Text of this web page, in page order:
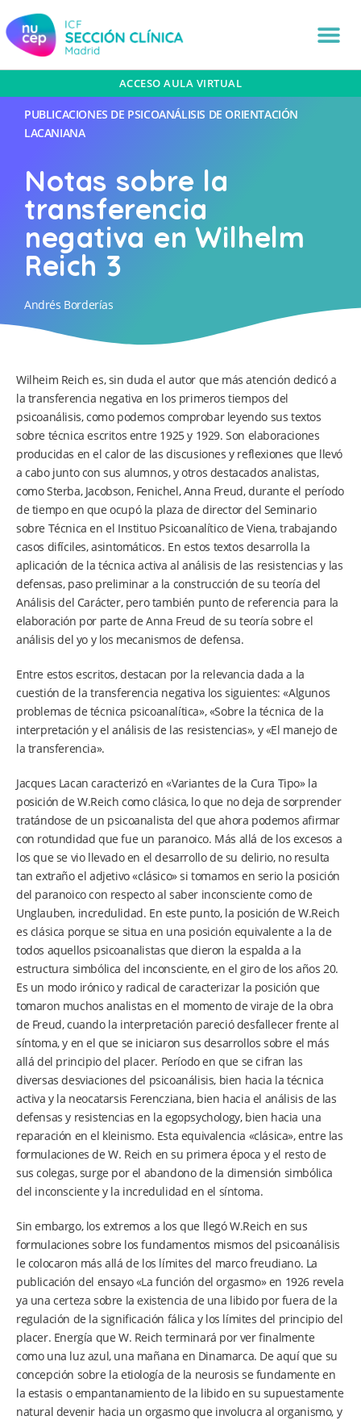
ACCESO AULA VIRTUAL
PUBLICACIONES DE PSICOANÁLISIS DE ORIENTACIÓN
LACANIANA
Notas sobre la
transferencia
negativa en Wilhelm
Reich 3
Andrés Borderías
Wilheim Reich es, sin duda el autor que más atención dedicó a
la transferencia negativa en los primeros tiempos del
psicoanálisis, como podemos comprobar leyendo sus textos
sobre técnica escritos entre 1925 y 1929. Son elaboraciones
producidas en el calor de las discusiones y reflexiones que llevó
a cabo junto con sus alumnos, y otros destacados analistas,
como Sterba, Jacobson, Fenichel, Anna Freud, durante el período
de tiempo en que ocupó la plaza de director del Seminario
sobre Técnica en el Instituo Psicoanalítico de Viena, trabajando
casos difíciles, asintomáticos. En estos textos desarrolla la
aplicación de la técnica activa al análisis de las resistencias y las
defensas, paso preliminar a la construcción de su teoría del
Análisis del Carácter, pero también punto de referencia para la
elaboración por parte de Anna Freud de su teoría sobre el
análisis del yo y los mecanismos de defensa.
Entre estos escritos, destacan por la relevancia dada a la
cuestión de la transferencia negativa los siguientes: «Algunos
problemas de técnica psicoanalítica», «Sobre la técnica de la
interpretación y el análisis de las resistencias», y «El manejo de
la transferencia».
Jacques Lacan caracterizó en «Variantes de la Cura Tipo» la
posición de W.Reich como clásica, lo que no deja de sorprender
tratándose de un psicoanalista del que ahora podemos afirmar
con rotundidad que fue un paranoico. Más allá de los excesos a
los que se vio llevado en el desarrollo de su delirio, no resulta
tan extraño el adjetivo «clásico» si tomamos en serio la posición
del paranoico con respecto al saber inconsciente como de
Unglauben, incredulidad. En este punto, la posición de W.Reich
es clásica porque se situa en una posición equivalente a la de
todos aquellos psicoanalistas que dieron la espalda a la
estructura simbólica del inconsciente, en el giro de los años 20.
Es un modo irónico y radical de caracterizar la posición que
tomaron muchos analistas en el momento de viraje de la obra
de Freud, cuando la interpretación pareció desfallecer frente al
síntoma, y en el que se iniciaron sus desarrollos sobre el más
allá del principio del placer. Período en que se cifran las
diversas desviaciones del psicoanálisis, bien hacia la técnica
activa y la neocatarsis Ferencziana, bien hacia el análisis de las
defensas y resistencias en la egopsychology, bien hacia una
reparación en el kleinismo. Esta equivalencia «clásica», entre las
formulaciones de W. Reich en su primera época y el resto de
sus colegas, surge por el abandono de la dimensión simbólica
del inconsciente y la incredulidad en el síntoma.
Sin embargo, los extremos a los que llegó W.Reich en sus
formulaciones sobre los fundamentos mismos del psicoanálisis
le colocaron más allá de los límites del marco freudiano. La
publicación del ensayo «La función del orgasmo» en 1926 revela
ya una certeza sobre la existencia de una libido por fuera de la
regulación de la significación fálica y los límites del principio del
placer. Energía que W. Reich terminará por ver finalmente
como una luz azul, una mañana en Dinamarca. De aquí que su
concepción sobre la etiología de la neurosis se fundamente en
la estasis o empantanamiento de la libido en su supuestamente
natural devenir hacia un orgasmo que involucra al organismo, y